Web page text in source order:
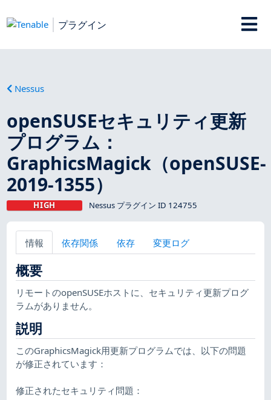
プラグイン
Nessus
openSUSEセキュリティ更新
プログラム：
GraphicsMagick（openSUSE-
2019-1355）
HIGH Nessus プラグイン ID 124755
情報 依存関係 依存 変更ログ
概要
リモートのopenSUSEホストに、セキュリティ更新プログ
ラムがありません。
説明
このGraphicsMagick用更新プログラムでは、以下の問題
が修正されています：
修正されたセキュリティ問題：